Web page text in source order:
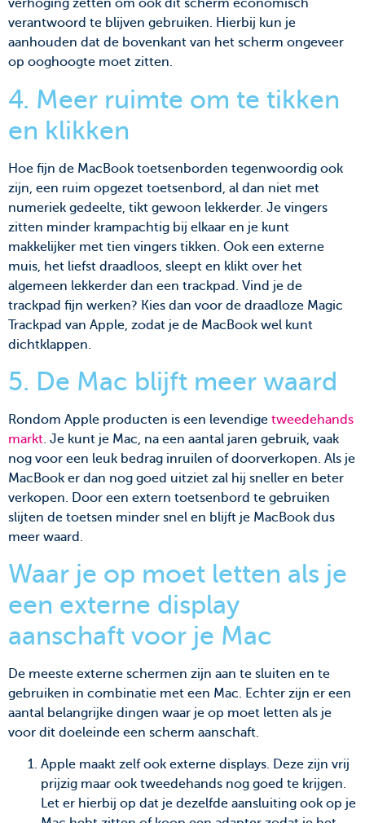
verhoging zetten om ook dit scherm economisch
verantwoord te blijven gebruiken. Hierbij kun je
aanhouden dat de bovenkant van het scherm ongeveer
op ooghoogte moet zitten.
4. Meer ruimte om te tikken
en klikken
Hoe fijn de MacBook toetsenborden tegenwoordig ook
zijn, een ruim opgezet toetsenbord, al dan niet met
numeriek gedeelte, tikt gewoon lekkerder. Je vingers
zitten minder krampachtig bij elkaar en je kunt
makkelijker met tien vingers tikken. Ook een externe
muis, het liefst draadloos, sleept en klikt over het
algemeen lekkerder dan een trackpad. Vind je de
trackpad fijn werken? Kies dan voor de draadloze Magic
Trackpad van Apple, zodat je de MacBook wel kunt
dichtklappen.
5. De Mac blijft meer waard
Rondom Apple producten is een levendige tweedehands
markt. Je kunt je Mac, na een aantal jaren gebruik, vaak
nog voor een leuk bedrag inruilen of doorverkopen. Als je
MacBook er dan nog goed uitziet zal hij sneller en beter
verkopen. Door een extern toetsenbord te gebruiken
slijten de toetsen minder snel en blijft je MacBook dus
meer waard.
Waar je op moet letten als je
een externe display
aanschaft voor je Mac
De meeste externe schermen zijn aan te sluiten en te
gebruiken in combinatie met een Mac. Echter zijn er een
aantal belangrijke dingen waar je op moet letten als je
voor dit doeleinde een scherm aanschaft.
Apple maakt zelf ook externe displays. Deze zijn vrij
prijzig maar ook tweedehands nog goed te krijgen.
Let er hierbij op dat je dezelfde aansluiting ook op je